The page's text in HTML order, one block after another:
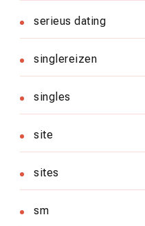
serieus dating
singlereizen
singles
site
sites
sm